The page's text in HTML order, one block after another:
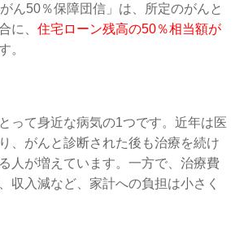
ん50％保障団信」は、所定のがんと
に、住宅ローン残高の50％相当額が
。
って身近な病気の1つです。近年は医
、がんと診断された後も治療を続け
人が増えています。一方で、治療費
収入減など、家計への負担は小さく